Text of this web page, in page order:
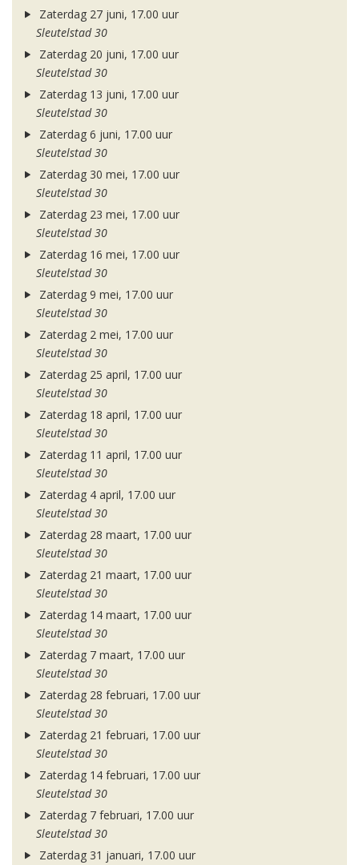
Zaterdag 27 juni, 17.00 uur
Sleutelstad 30
Zaterdag 20 juni, 17.00 uur
Sleutelstad 30
Zaterdag 13 juni, 17.00 uur
Sleutelstad 30
Zaterdag 6 juni, 17.00 uur
Sleutelstad 30
Zaterdag 30 mei, 17.00 uur
Sleutelstad 30
Zaterdag 23 mei, 17.00 uur
Sleutelstad 30
Zaterdag 16 mei, 17.00 uur
Sleutelstad 30
Zaterdag 9 mei, 17.00 uur
Sleutelstad 30
Zaterdag 2 mei, 17.00 uur
Sleutelstad 30
Zaterdag 25 april, 17.00 uur
Sleutelstad 30
Zaterdag 18 april, 17.00 uur
Sleutelstad 30
Zaterdag 11 april, 17.00 uur
Sleutelstad 30
Zaterdag 4 april, 17.00 uur
Sleutelstad 30
Zaterdag 28 maart, 17.00 uur
Sleutelstad 30
Zaterdag 21 maart, 17.00 uur
Sleutelstad 30
Zaterdag 14 maart, 17.00 uur
Sleutelstad 30
Zaterdag 7 maart, 17.00 uur
Sleutelstad 30
Zaterdag 28 februari, 17.00 uur
Sleutelstad 30
Zaterdag 21 februari, 17.00 uur
Sleutelstad 30
Zaterdag 14 februari, 17.00 uur
Sleutelstad 30
Zaterdag 7 februari, 17.00 uur
Sleutelstad 30
Zaterdag 31 januari, 17.00 uur